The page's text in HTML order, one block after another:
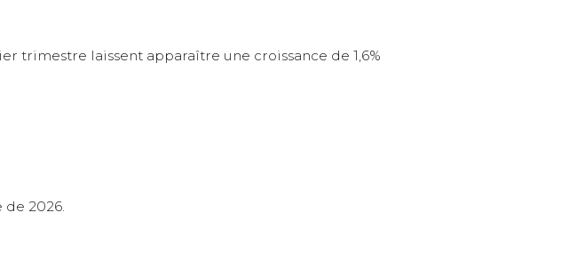
trimestre laissent apparaître une croissance de 1,6%
de 2026.